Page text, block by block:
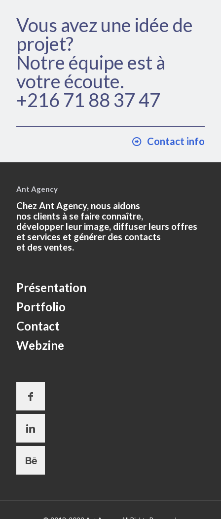
Vous avez une idée de
projet?
Notre équipe est à
votre écoute.
+216 71 88 37 47
Contact info
Ant Agency
Chez Ant Agency, nous aidons
nos clients à se faire connaître,
développer leur image, diffuser leurs offres
et services et générer des contacts
et des ventes.
Présentation
Portfolio
Contact
Webzine